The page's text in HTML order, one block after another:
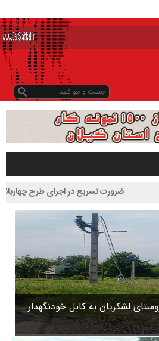
صفحه اصلی
دیلمان
روستاها
ورزشی
سیاسی
چندرسانه ای
ضرورت تسریع در اجرای طرح چهاربانده
لاهیجان به سیاهکل
لشکریان به کابل خودنگهدار